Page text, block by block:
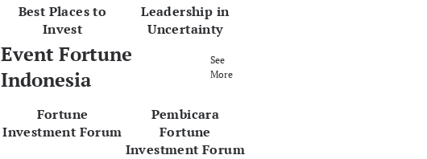
Best Places to
Invest
Leadership in
Uncertainty
Event Fortune
Indonesia
See
More
Fortune
Investment Forum
Pembicara
Fortune
Investment Forum